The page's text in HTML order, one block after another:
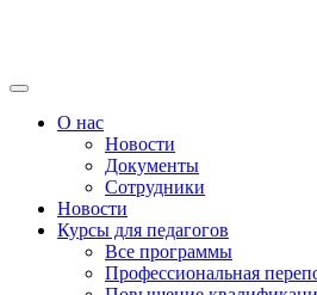
О нас
Новости
Документы
Сотрудники
Новости
Курсы для педагогов
Все программы
Профессиональная